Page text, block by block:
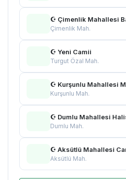
☪ Çimenlik Mahallesi
Çimenlik Mah.
☪ Yeni Camii
Turgut Özal Mah.
☪ Kurşunlu Mahallesi
Kurşunlu Mah.
☪ Dumlu Mahallesi
Dumlu Mah.
☪ Aksütlü Mahallesi
Aksütlü Mah.